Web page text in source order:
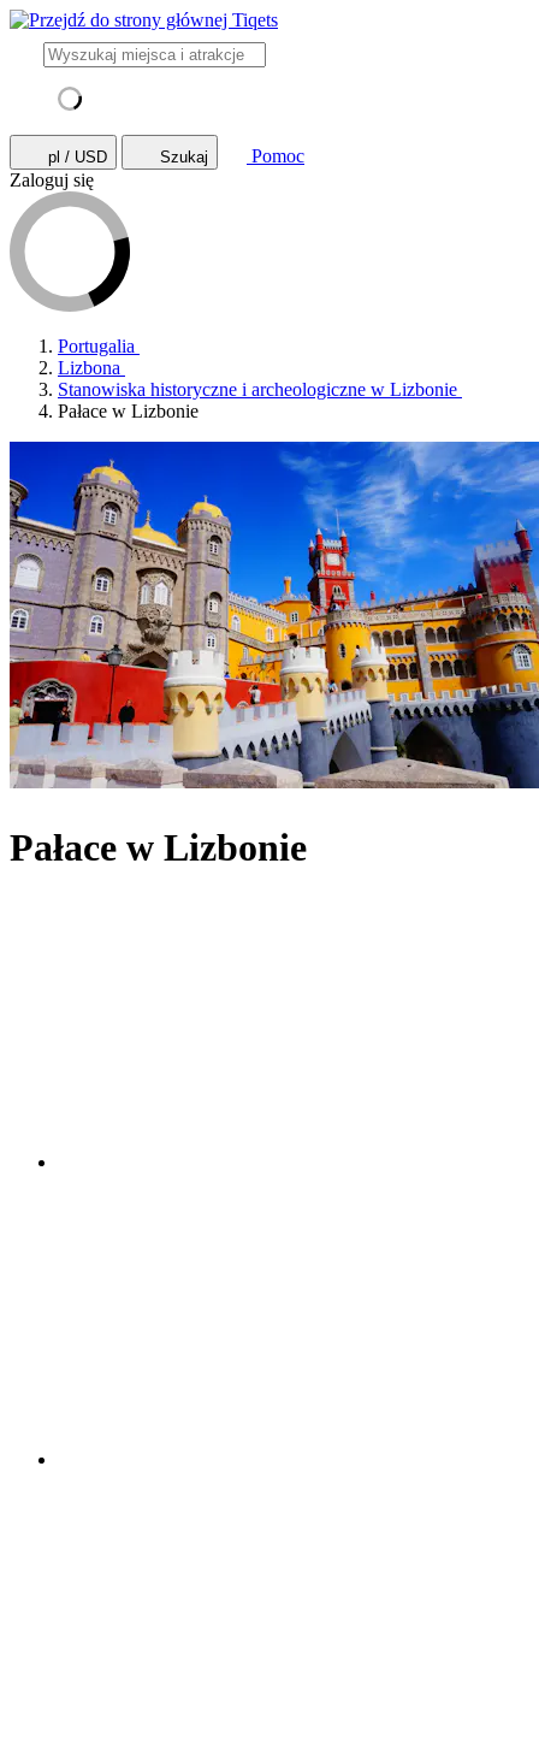
pl / USD Szukaj
Pomoc
Zaloguj się
Portugalia
Lizbona
Stanowiska historyczne i archeologiczne w Lizbonie
Pałace w Lizbonie
Pałace w Lizbonie